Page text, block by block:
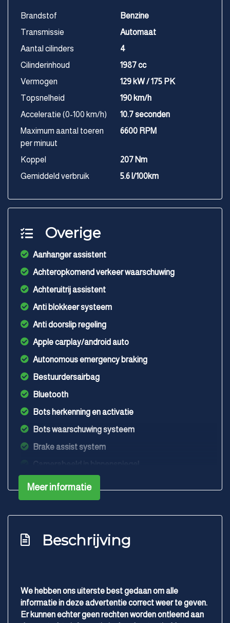
Brandstof
Benzine
Transmissie
Automaat
Aantal cilinders
4
Cilinderinhoud
1987 cc
Vermogen
129 kW / 175 PK
Topsnelheid
190 km/h
Acceleratie (0-100 km/h)
10.7 seconden
Maximum aantal toeren
per minuut
6600 RPM
Koppel
207 Nm
Gemiddeld verbruik
5.6 l/100km
Overige
Aanhanger assistent
Achteropkomend verkeer waarschuwing
Achteruitrij assistent
Anti blokkeer systeem
Anti doorslip regeling
Apple carplay/android auto
Autonomous emergency braking
Bestuurdersairbag
Bluetooth
Bots herkenning en activatie
Bots waarschuwing systeem
Brake assist system
Connected services
Cruise control adaptief met stop&go en stuurhulp
Dodehoek detectie
Draadloze telefoonlader
Hoofd airbag(s) achter
Hoofd airbag(s) voor
Meer informatie
Beschrijving
We hebben ons uiterste best gedaan om alle
informatie in deze advertentie correct weer te geven.
Er kunnen echter geen rechten worden ontleend aan